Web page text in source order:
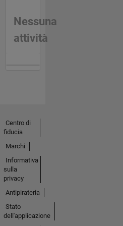
Nessuna
attività
Centro di
fiducia
Marchi
Informativa
sulla
privacy
Antipirateria
Stato
dell'applicazione